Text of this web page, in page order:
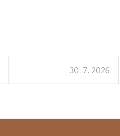
30. 7. 2026